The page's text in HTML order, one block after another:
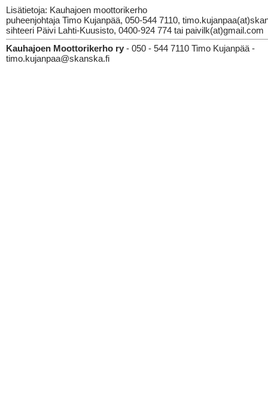
Lisätietoja: Kauhajoen moottorikerho
puheenjohtaja Timo Kujanpää, 050-544 7110,
sihteeri Päivi Lahti-Kuusisto, 0400-924 774 tai paivilk(at)gmail.com
Kauhajoen Moottorikerho ry - 050 - 544 7110 Timo Kujanpää -
timo.kujanpaa@skanska.fi